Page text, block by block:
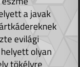
a javak
evilági
olyan
tökélyre